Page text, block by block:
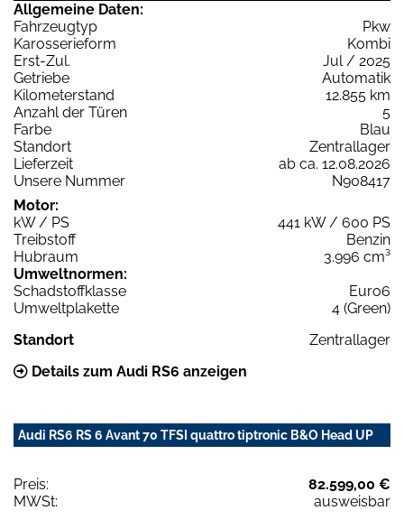
Allgemeine Daten:
Fahrzeugtyp
Pkw
Karosserieform
Kombi
Erst-Zul.
Jul / 2025
Getriebe
Automatik
Kilometerstand
12.855 km
Anzahl der Türen
5
Farbe
Blau
Standort
Zentrallager
Lieferzeit
ab ca. 12.08.2026
Unsere Nummer
N908417
Motor:
kW / PS
441 kW / 600 PS
Treibstoff
Benzin
Hubraum
3.996 cm³
Umweltnormen:
Schadstoffklasse
Euro6
Umweltplakette
4 (Green)
Standort
Zentrallager
Details zum Audi RS6 anzeigen
Audi RS6 RS 6 Avant 70 TFSI quattro tiptronic B&O Head UP
Preis:
82.599,00 €
MWSt:
ausweisbar